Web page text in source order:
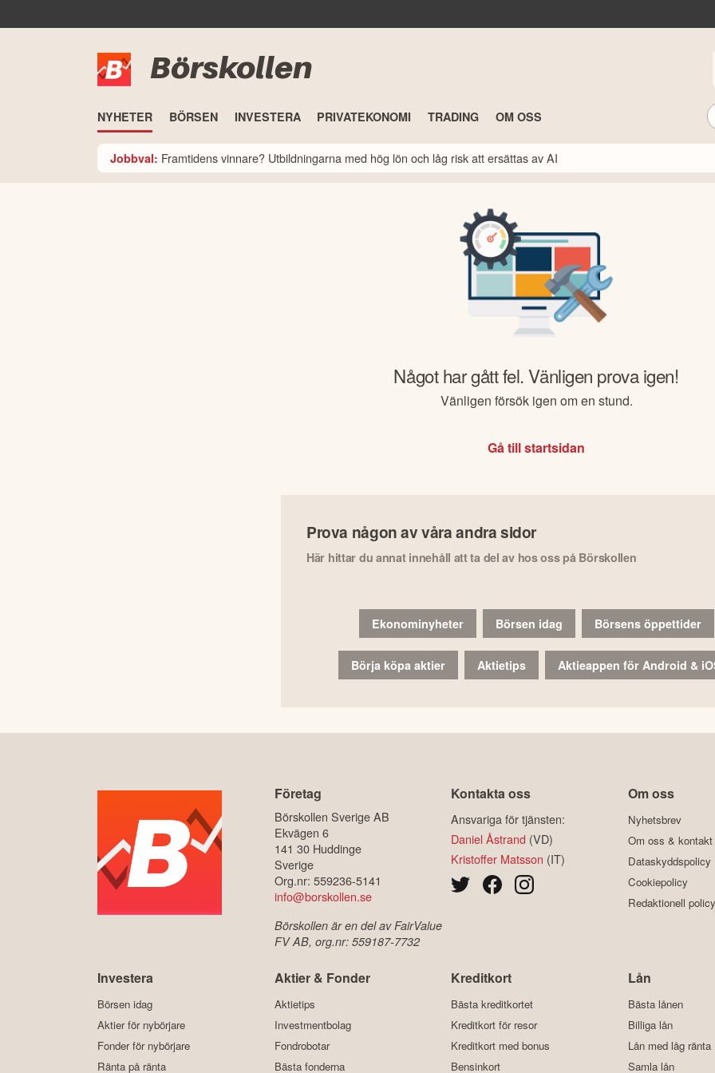
Börskollen
NYHETER BÖRSEN INVESTERA PRIVATEKONOMI TRADING OM OSS
Jobbval: Framtidens vinnare? Utbildningarna med hög lön och låg risk att ersättas av AI
Något har gått fel. Vänligen prova igen!
Vänligen försök igen om en stund.
Gå till startsidan
Prova någon av våra andra sidor
Här hittar du annat innehåll att ta del av hos oss på Börskollen
Ekonominyheter Börsen idag Börsens öppettider
Börja köpa aktier Aktietips Aktieappen för Android &
Företag
Börskollen Sverige AB
Ekvägen 6
141 30 Huddinge
Sverige
Org.nr: 559236-5141
info@borskollen.se
Börskollen är en del av FairValue
FV AB, org.nr: 559187-7732
Kontakta oss
Ansvariga för tjänsten:
Daniel Åstrand (VD)
Kristoffer Matsson (IT)
Om oss
Nyhetsbrev
Om oss & kontakt
Dataskyddspolicy
Cookiepolicy
Redaktionell policy
Investera
Börsen idag
Aktier för nybörjare
Fonder för nybörjare
Ränta på ränta
Aktier & Fonder
Aktietips
Investmentbolag
Fondrobotar
Bästa fonderna
Kreditkort
Bästa kreditkortet
Kreditkort för resor
Kreditkort med bonus
Bensinkort
Lån
Bästa lånen
Billiga lån
Lån med låg ränta
Samla lån